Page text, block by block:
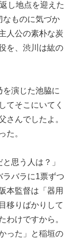
し地点を迎えた
なものに気づか
人公の素朴な炭
を、渋川は紘の
演じた池脇に
てそこにいてく
さんでしたよ。
た。
思う人は？」
ラバラに1票ずつ
本監督は「器用
移りばかりして
わけですから。
った」と稲垣の